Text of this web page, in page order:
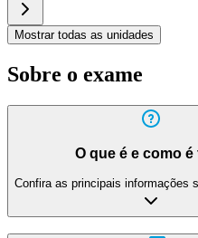
Mostrar todas as unidades
Sobre o exame
O que é e como é
Confira as principais informações